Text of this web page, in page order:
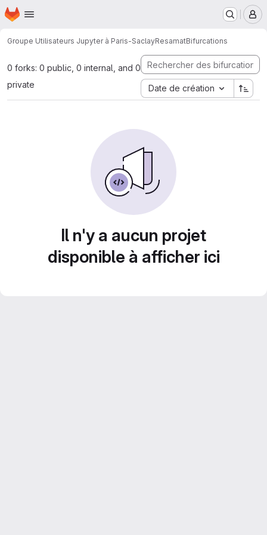
Passer au contenu principal
Page d'accueil
Groupe Utilisateurs Jupyter à Paris-SaclayResamatBifurcations
0 forks: 0 public, 0 internal, and 0
private
Date de création
Il n'y a aucun projet
disponible à afficher ici